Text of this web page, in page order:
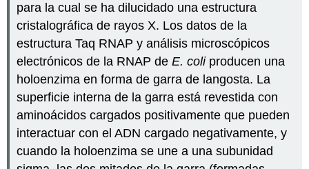
para la cual se ha dilucidado una estructura
cristalográfica de rayos X. Los datos de la
estructura Taq RNAP y análisis microscópicos
electrónicos de la RNAP deE. coliproducen una
holoenzima en forma de garra de langosta. La
superficie interna de la garra está revestida con
aminoácidos cargados positivamente que pueden
interactuar con el ADN cargado negativamente, y
cuando la holoenzima se une a una subunidad